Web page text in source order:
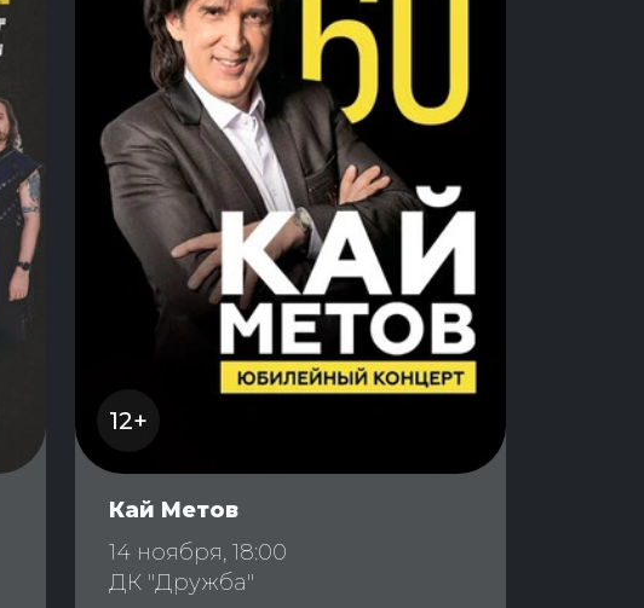
12+
Кай Метов
14 ноября, 18:00
ДК "Дружба"